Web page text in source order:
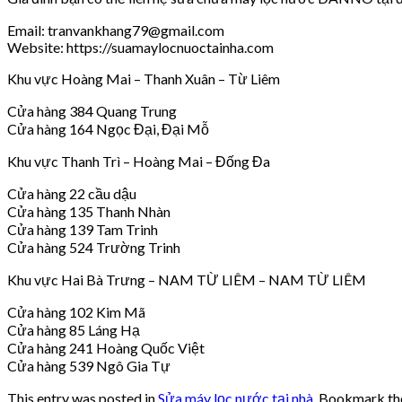
Email: tranvankhang79@gmail.com
Website: https://suamaylocnuoctainha.com
Khu vực Hoàng Mai – Thanh Xuân – Từ Liêm
Cửa hàng 384 Quang Trung
Cửa hàng 164 Ngọc Đại, Đại Mỗ
Khu vực Thanh Trì – Hoàng Mai – Đống Đa
Cửa hàng 22 cầu dậu
Cửa hàng 135 Thanh Nhàn
Cửa hàng 139 Tam Trinh
Cửa hàng 524 Trường Trinh
Khu vực Hai Bà Trưng – NAM TỪ LIÊM – NAM TỪ LIÊM
Cửa hàng 102 Kim Mã
Cửa hàng 85 Láng Hạ
Cửa hàng 241 Hoàng Quốc Việt
Cửa hàng 539 Ngô Gia Tự
This entry was posted inSửa máy lọc nước tại nhà . Bookmark